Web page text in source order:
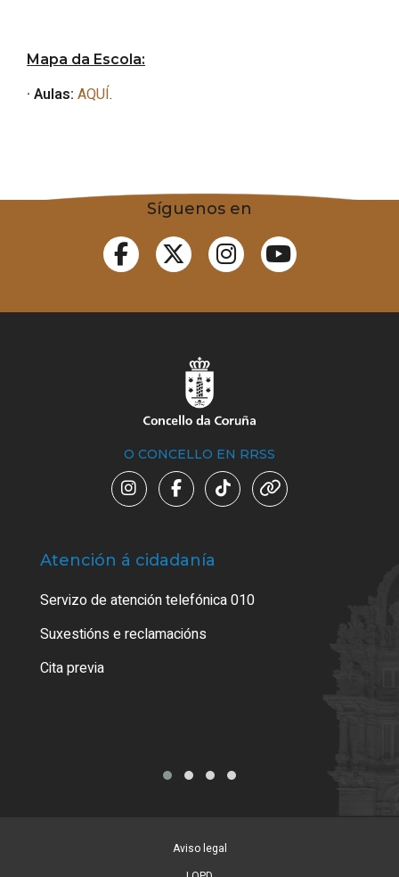
Mapa da Escola:
· Aulas: AQUÍ.
Síguenos en
O CONCELLO EN RRSS
Atención á cidadanía
Servizo de atención telefónica 010
Suxestións e reclamacións
Cita previa
Aviso legal